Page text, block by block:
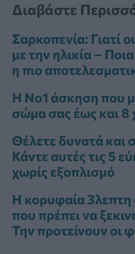
Διαβάστε
Σαρκοπενία: Γιατί
με την ηλικία –
η πιο
Η Νο1 άσκηση που
σώμα σας έως και 8
Θέλετε δυνατά και
Κάντε αυτές τις 5
χωρίς εξοπλισμό
Η κορυφαία
που πρέπει να
Την προτείνουν οι